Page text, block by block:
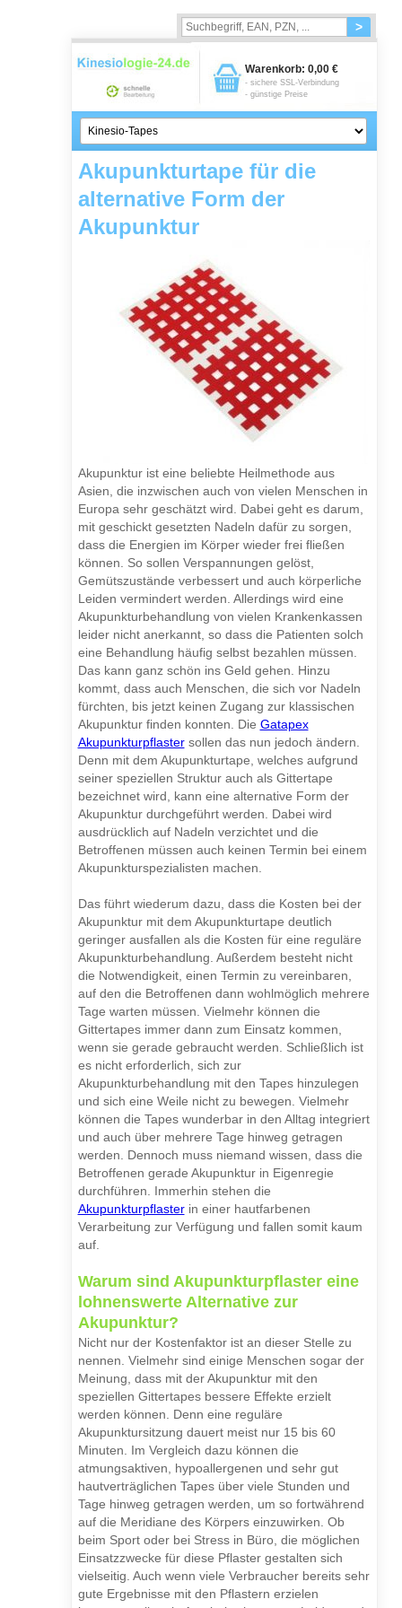
>
Warenkorb: 0,00 €
- sichere SSL-Verbindung
- günstige Preise
Akupunkturtape für die
alternative Form der
Akupunktur
Akupunktur ist eine beliebte Heilmethode aus
Asien, die inzwischen auch von vielen Menschen in
Europa sehr geschätzt wird. Dabei geht es darum,
mit geschickt gesetzten Nadeln dafür zu sorgen,
dass die Energien im Körper wieder frei fließen
können. So sollen Verspannungen gelöst,
Gemütszustände verbessert und auch körperliche
Leiden vermindert werden. Allerdings wird eine
Akupunkturbehandlung von vielen Krankenkassen
leider nicht anerkannt, so dass die Patienten solch
eine Behandlung häufig selbst bezahlen müssen.
Das kann ganz schön ins Geld gehen. Hinzu
kommt, dass auch Menschen, die sich vor Nadeln
fürchten, bis jetzt keinen Zugang zur klassischen
Akupunktur finden konnten. Die Gatapex
Akupunkturpflastersollen das nun jedoch ändern.
Denn mit dem Akupunkturtape, welches aufgrund
seiner speziellen Struktur auch als Gittertape
bezeichnet wird, kann eine alternative Form der
Akupunktur durchgeführt werden. Dabei wird
ausdrücklich auf Nadeln verzichtet und die
Betroffenen müssen auch keinen Termin bei einem
Akupunkturspezialisten machen.
Das führt wiederum dazu, dass die Kosten bei der
Akupunktur mit dem Akupunkturtape deutlich
geringer ausfallen als die Kosten für eine reguläre
Akupunkturbehandlung. Außerdem besteht nicht
die Notwendigkeit, einen Termin zu vereinbaren,
auf den die Betroffenen dann wohlmöglich mehrere
Tage warten müssen. Vielmehr können die
Gittertapes immer dann zum Einsatz kommen,
wenn sie gerade gebraucht werden. Schließlich ist
es nicht erforderlich, sich zur
Akupunkturbehandlung mit den Tapes hinzulegen
und sich eine Weile nicht zu bewegen. Vielmehr
können die Tapes wunderbar in den Alltag integriert
und auch über mehrere Tage hinweg getragen
werden. Dennoch muss niemand wissen, dass die
Betroffenen gerade Akupunktur in Eigenregie
durchführen. Immerhin stehen die
Akupunkturpflasterin einer hautfarbenen
Verarbeitung zur Verfügung und fallen somit kaum
auf.
Warum sind Akupunkturpflaster eine
lohnenswerte Alternative zur
Akupunktur?
Nicht nur der Kostenfaktor ist an dieser Stelle zu
nennen. Vielmehr sind einige Menschen sogar der
Meinung, dass mit der Akupunktur mit den
speziellen Gittertapes bessere Effekte erzielt
werden können. Denn eine reguläre
Akupunktursitzung dauert meist nur 15 bis 60
Minuten. Im Vergleich dazu können die
atmungsaktiven, hypoallergenen und sehr gut
hautverträglichen Tapes über viele Stunden und
Tage hinweg getragen werden, um so fortwährend
auf die Meridiane des Körpers einzuwirken. Ob
beim Sport oder bei Stress in Büro, die möglichen
Einsatzzwecke für diese Pflaster gestalten sich
vielseitig. Auch wenn viele Verbraucher bereits sehr
gute Ergebnisse mit den Pflastern erzielen